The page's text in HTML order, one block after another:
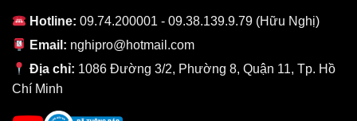
năng hiển thị ngoài trời đạt độ sáng lên đến 800 nits…đều góp
phần tạo nên chất lượng màn hình iPhone 11 Pro Max 64GB cũ
trở nên hoàn hảo hơn.
Cấu hình đáp ứng tốt trong vài năm nữa
Cấu hình iPhone 11 Pro Max 64GB cũ hoàn toàn vượt trội so với
Hotline: 09.74.200001 - 09.38.139.9.79 (Hữu Nghị)
Email: nghipro@hotmail.com
Địa chỉ: 1086 Đường 3/2, Phường 8, Quận 11, Tp. Hồ
Chí Minh